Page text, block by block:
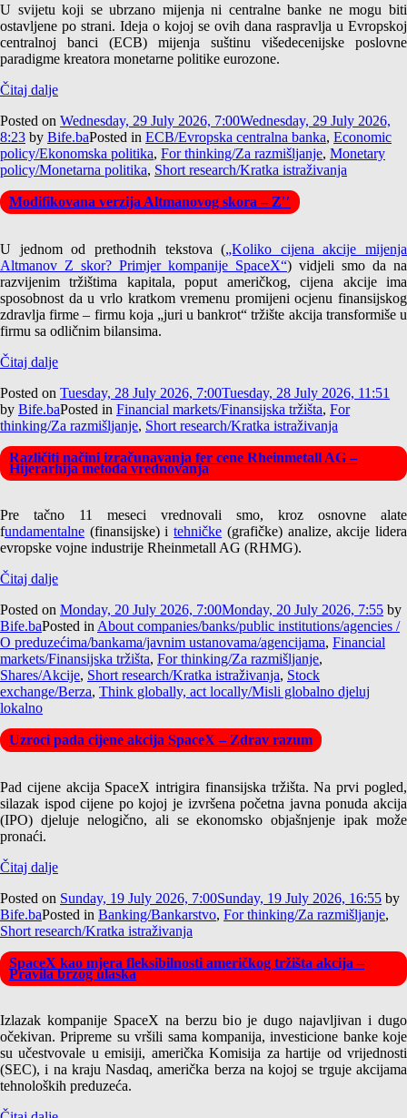
U svijetu koji se ubrzano mijenja ni centralne banke ne mogu biti
ostavljene po strani. Ideja o kojoj se ovih dana raspravlja u Evropskoj
centralnoj banci (ECB) mijenja suštinu višedecenijske poslovne
paradigme kreatora monetarne politike eurozone.
Čitaj dalje
Posted on Wednesday, 29 July 2026, 7:00Wednesday, 29 July 2026,
8:23 by Bife.baPosted in ECB/Evropska centralna banka, Economic
policy/Ekonomska politika, For thinking/Za razmišljanje, Monetary
policy/Monetarna politika, Short research/Kratka istraživanja
Modifikovana verzija Altmanovog skora – Z′′
U jednom od prethodnih tekstova („Koliko cijena akcije mijenja
Altmanov Z skor? Primjer kompanije SpaceX“) vidjeli smo da na
razvijenim tržištima kapitala, poput američkog, cijena akcije ima
sposobnost da u vrlo kratkom vremenu promijeni ocjenu finansijskog
zdravlja firme – firmu koja „juri u bankrot“ tržište akcija transformiše u
firmu sa odličnim bilansima.
Čitaj dalje
Posted on Tuesday, 28 July 2026, 7:00Tuesday, 28 July 2026, 11:51
by Bife.baPosted in Financial markets/Finansijska tržišta, For
thinking/Za razmišljanje, Short research/Kratka istraživanja
Različiti načini izračunavanja fer cene Rheinmetall AG –
Hijerarhija metoda vrednovanja
Pre tačno 11 meseci vrednovali smo, kroz osnovne alate
fundamentalne (finansijske) itehničke (grafičke) analize, akcije lidera
evropske vojne industrije Rheinmetall AG (RHMG).
Čitaj dalje
Posted on Monday, 20 July 2026, 7:00Monday, 20 July 2026, 7:55 by
Bife.baPosted in About companies/banks/public institutions/agencies /
O preduzećima/bankama/javnim ustanovama/agencijama, Financial
markets/Finansijska tržišta, For thinking/Za razmišljanje,
Shares/Akcije, Short research/Kratka istraživanja, Stock
exchange/Berza, Think globally, act locally/Misli globalno djeluj
lokalno
Uzroci pada cijene akcija SpaceX – Zdrav razum
Pad cijene akcija SpaceX intrigira finansijska tržišta. Na prvi pogled,
silazak ispod cijene po kojoj je izvršena početna javna ponuda akcija
(IPO) djeluje nelogično, ali se ekonomsko objašnjenje ipak može
pronaći.
Čitaj dalje
Posted on Sunday, 19 July 2026, 7:00Sunday, 19 July 2026, 16:55 by
Bife.baPosted in Banking/Bankarstvo, For thinking/Za razmišljanje,
Short research/Kratka istraživanja
SpaceX kao mjera fleksibilnosti američkog tržišta akcija –
Pravila brzog ulaska
Izlazak kompanije SpaceX na berzu bio je dugo najavljivan i dugo
očekivan. Pripreme su vršili sama kompanija, investicione banke koje
su učestvovale u emisiji, američka Komisija za hartije od vrijednosti
(SEC), i na kraju Nasdaq, američka berza na kojoj se trguje akcijama
tehnoloških preduzeća.